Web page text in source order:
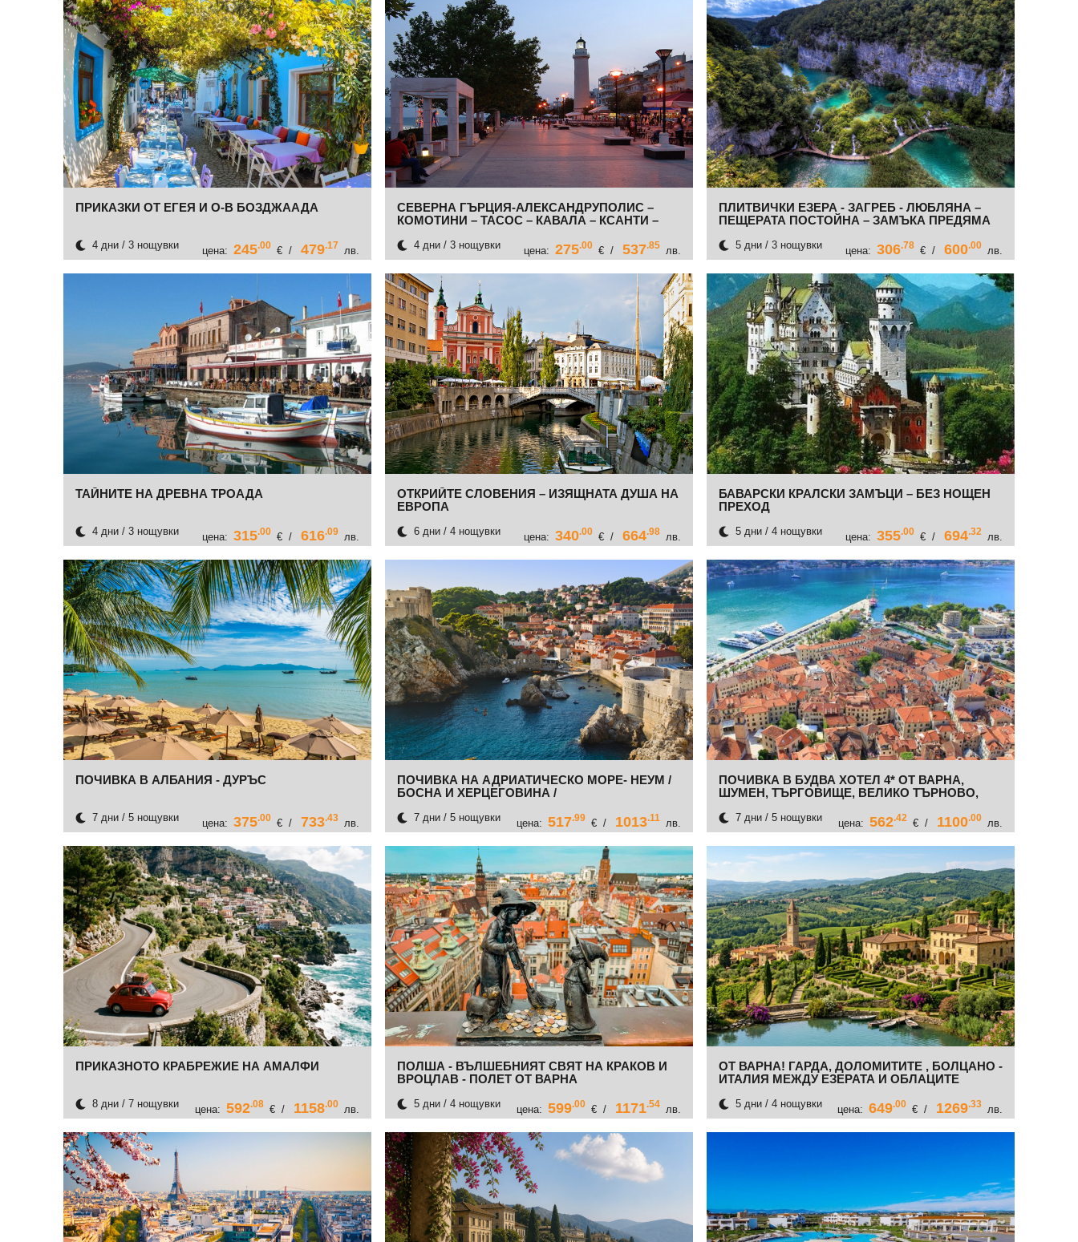
ПРИКАЗКИ ОТ ЕГЕЯ И О-В БОЗДЖААДА
4 дни / 3 нощувки цена: 245 .00 € / 479 .17 лв.
СЕВЕРНА ГЪРЦИЯ-АЛЕКСАНДРУПОЛИС –
КОМОТИНИ – ТАСОС – КАВАЛА – КСАНТИ –
4 дни / 3 нощувки цена: 275 .00 € / 537 .85 лв.
ПЛИТВИЧКИ ЕЗЕРА - ЗАГРЕБ - ЛЮБЛЯНА –
ПЕЩЕРАТА ПОСТОЙНА – ЗАМЪКА ПРЕДЯМА
5 дни / 3 нощувки цена: 306 .78 € / 600 .00 лв.
ТАЙНИТЕ НА ДРЕВНА ТРОАДА
4 дни / 3 нощувки цена: 315 .00 € / 616 .09 лв.
ОТКРИЙТЕ СЛОВЕНИЯ – ИЗЯЩНАТА ДУША НА
ЕВРОПА
6 дни / 4 нощувки цена: 340 .00 € / 664 .98 лв.
БАВАРСКИ КРАЛСКИ ЗАМЪЦИ – БЕЗ НОЩЕН
ПРЕХОД
5 дни / 4 нощувки цена: 355 .00 € / 694 .32 лв.
ПОЧИВКА В АЛБАНИЯ - ДУРЪС
7 дни / 5 нощувки цена: 375 .00 € / 733 .43 лв.
ПОЧИВКА НА АДРИАТИЧЕСКО МОРЕ- НЕУМ /
БОСНА И ХЕРЦЕГОВИНА /
7 дни / 5 нощувки цена: 517 .99 € / 1013 .11 лв.
ПОЧИВКА В БУДВА ХОТЕЛ 4* ОТ ВАРНА,
ШУМЕН, ТЪРГОВИЩЕ, ВЕЛИКО ТЪРНОВО,
7 дни / 5 нощувки цена: 562 .42 € / 1100 .00 лв.
ПРИКАЗНОТО КРАБРЕЖИЕ НА АМАЛФИ
8 дни / 7 нощувки цена: 592 .08 € / 1158 .00 лв.
ПОЛША - ВЪЛШЕБНИЯТ СВЯТ НА КРАКОВ И
ВРОЦЛАВ - ПОЛЕТ ОТ ВАРНА
5 дни / 4 нощувки цена: 599 .00 € / 1171 .54 лв.
ОТ ВАРНА! ГАРДА, ДОЛОМИТИТЕ , БОЛЦАНО -
ИТАЛИЯ МЕЖДУ ЕЗЕРАТА И ОБЛАЦИТЕ
5 дни / 4 нощувки цена: 649 .00 € / 1269 .33 лв.